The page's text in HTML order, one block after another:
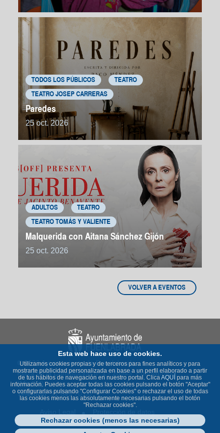
TODOS LOS PÚBLICOS TEATRO
TEATRO JOSEP CARRERAS
Paredes
25 oct. 2026
ADULTOS TEATRO
TEATRO TOMÁS Y VALIENTE
Malquerida con Aitana Sánchez Gijón
25 oct. 2026
VOLVER A EVENTOS
© 2023 Ayuntamiento de Fuenlabrada
Plaza de la Constitución nº 1 - 28943 Fuenlabrada
(Madrid)
Teléfono: 91 649 70 00
Política de Cookies
Accesibilidad
Esta web hace uso de cookies.
Utilizamos cookies propias y de terceros para fines analíticos y para
mostrarte publicidad personalizada en base a un perfil elaborado a partir
de tus hábitos de navegación en nuestro portal. ClicaAQUÍ para más
información. Puedes aceptar todas las cookies pulsando el botón "Aceptar"
o configurarlas pulsando "Configurar Cookies" o rechazar el uso de todas
las cookies menos las absolutamente necesarias pulsando el botón
"Rechazar cookies".
Rechazar cookies (menos las necesarias)